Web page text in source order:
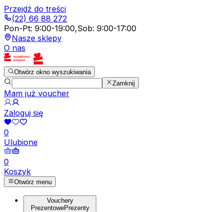
Przejdź do treści
(22) 66 88 272
Pon-Pt: 9:00-19:00,Sob: 9:00-17:00
Nasze sklepy
O nas
Otwórz okno wyszukiwania
Zamknij
Mam już voucher
Zaloguj się
0
Ulubione
0
Koszyk
Otwórz menu
Vouchery
PrezentowePrezenty